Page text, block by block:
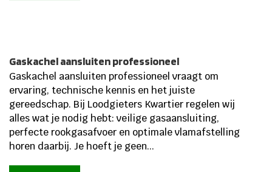
Gaskachel aansluiten professioneel
Gaskachel aansluiten professioneel vraagt om
ervaring, technische kennis en het juiste
gereedschap. Bij Loodgieters Kwartier regelen wij
alles wat je nodig hebt: veilige gasaansluiting,
perfecte rookgasafvoer en optimale vlamafstelling
horen daarbij. Je hoeft je geen...